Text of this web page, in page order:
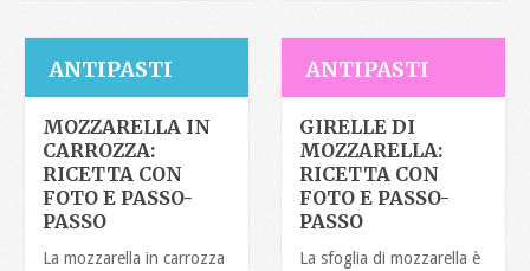
ANTIPASTI
MOZZARELLA IN
CARROZZA:
RICETTA CON
FOTO E PASSO-
PASSO
La mozzarella in carrozza
ANTIPASTI
GIRELLE DI
MOZZARELLA:
RICETTA CON
FOTO E PASSO-
PASSO
La sfoglia di mozzarella è